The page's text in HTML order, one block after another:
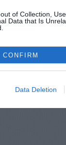
of Collection,
Data that Is
CONFIRM
Data Deletion